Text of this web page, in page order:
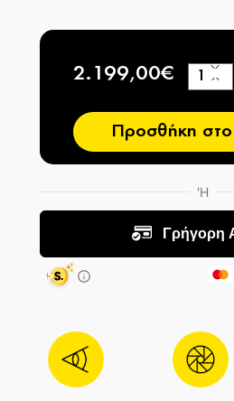
2.199,00€
−
+
Προσθήκη στο